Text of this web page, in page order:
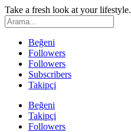
Take a fresh look at your lifestyle.
Beğeni
Followers
Followers
Subscribers
Takipçi
Beğeni
Takipçi
Followers